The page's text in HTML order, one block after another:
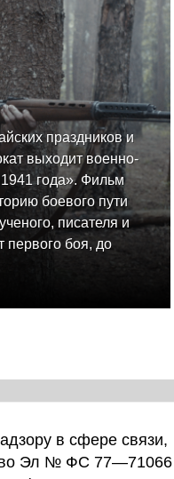
праздников и
выходит военно-
года». Фильм
боевого пути
писателя и
первого боя, до
в сфере связи,
во Эл № ФС 77—71066